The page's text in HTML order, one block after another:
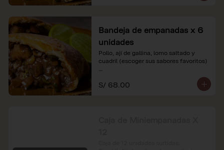
Bandeja de empanadas x 6
unidades
Pollo, ají de gallina, lomo saltado y
cuadril (escoger sus sabores favoritos)
*Nuestros precios están expresados en
soles e incluyen impuestos de ley y
S/ 68.00